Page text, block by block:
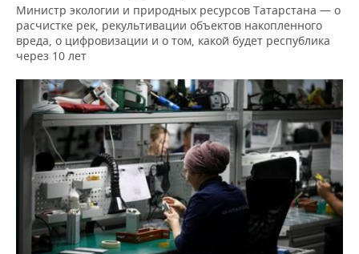
Министр экологии и природных ресурсов Татарстана — о
расчистке рек, рекультивации объектов накопленного
вреда, о цифровизации и о том, какой будет республика
через 10 лет